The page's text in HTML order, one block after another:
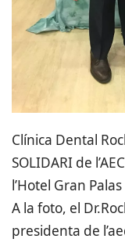
Clínica Dental
SOLIDARI de
l’Hotel Gran
A la foto, el
presidenta de